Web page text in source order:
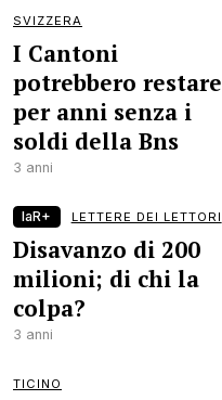
SVIZZERA
I Cantoni
potrebbero restare
per anni senza i
soldi della Bns
3 anni
laR+ LETTERE DEI LETTORI
Disavanzo di 200
milioni; di chi la
colpa?
3 anni
TICINO